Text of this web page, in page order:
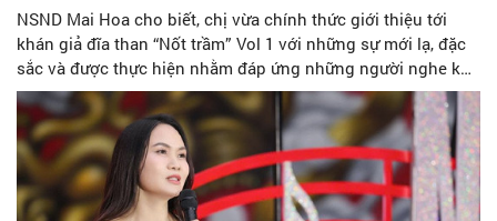
NSND Mai Hoa cho biết, chị vừa chính thức giới thiệu tới
khán giả đĩa than “Nốt trầm” Vol 1 với những sự mới lạ, đặc
sắc và được thực hiện nhằm đáp ứng những người nghe khó
tính nhất.